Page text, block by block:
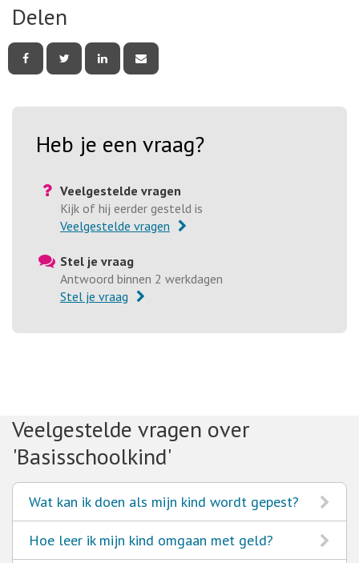
Delen
deze deze deze deze
Heb je een vraag?
Veelgestelde vragen
Kijk of hij eerder gesteld is
Veelgestelde vragen
Stel je vraag
Antwoord binnen 2 werkdagen
Stel je vraag
Veelgestelde vragen over
'Basisschoolkind'
Ga
naar
Wat kan ik doen als mijn kind wordt gepest?
Ga
naar
Hoe leer ik mijn kind omgaan met geld?